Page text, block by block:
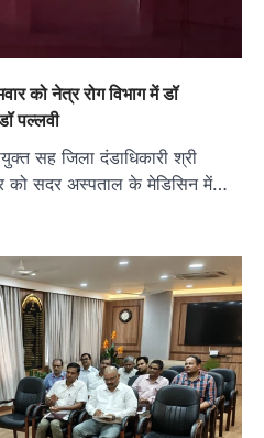
को नेत्र रोग विभाग में डॉ
पल्लवी
सह जिला दंडाधिकारी श्री
को सदर अस्पताल के मेडिसिन में…